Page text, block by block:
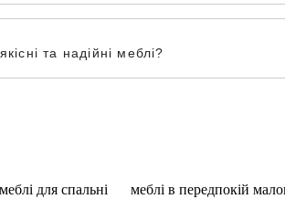
та надійні меблі?
для спальні
меблі в передпокій